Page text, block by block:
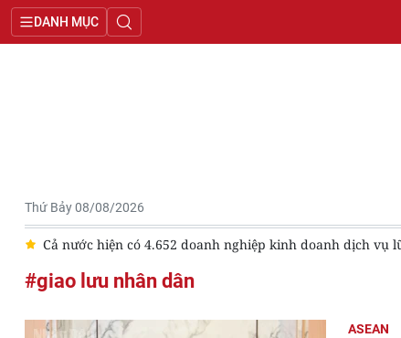
DANH MỤC
Thứ Bảy 08/08/2026
Cả nước hiện có 4.652 doanh nghiệp kinh doanh dịch vụ
#giao lưu nhân dân
ASEAN